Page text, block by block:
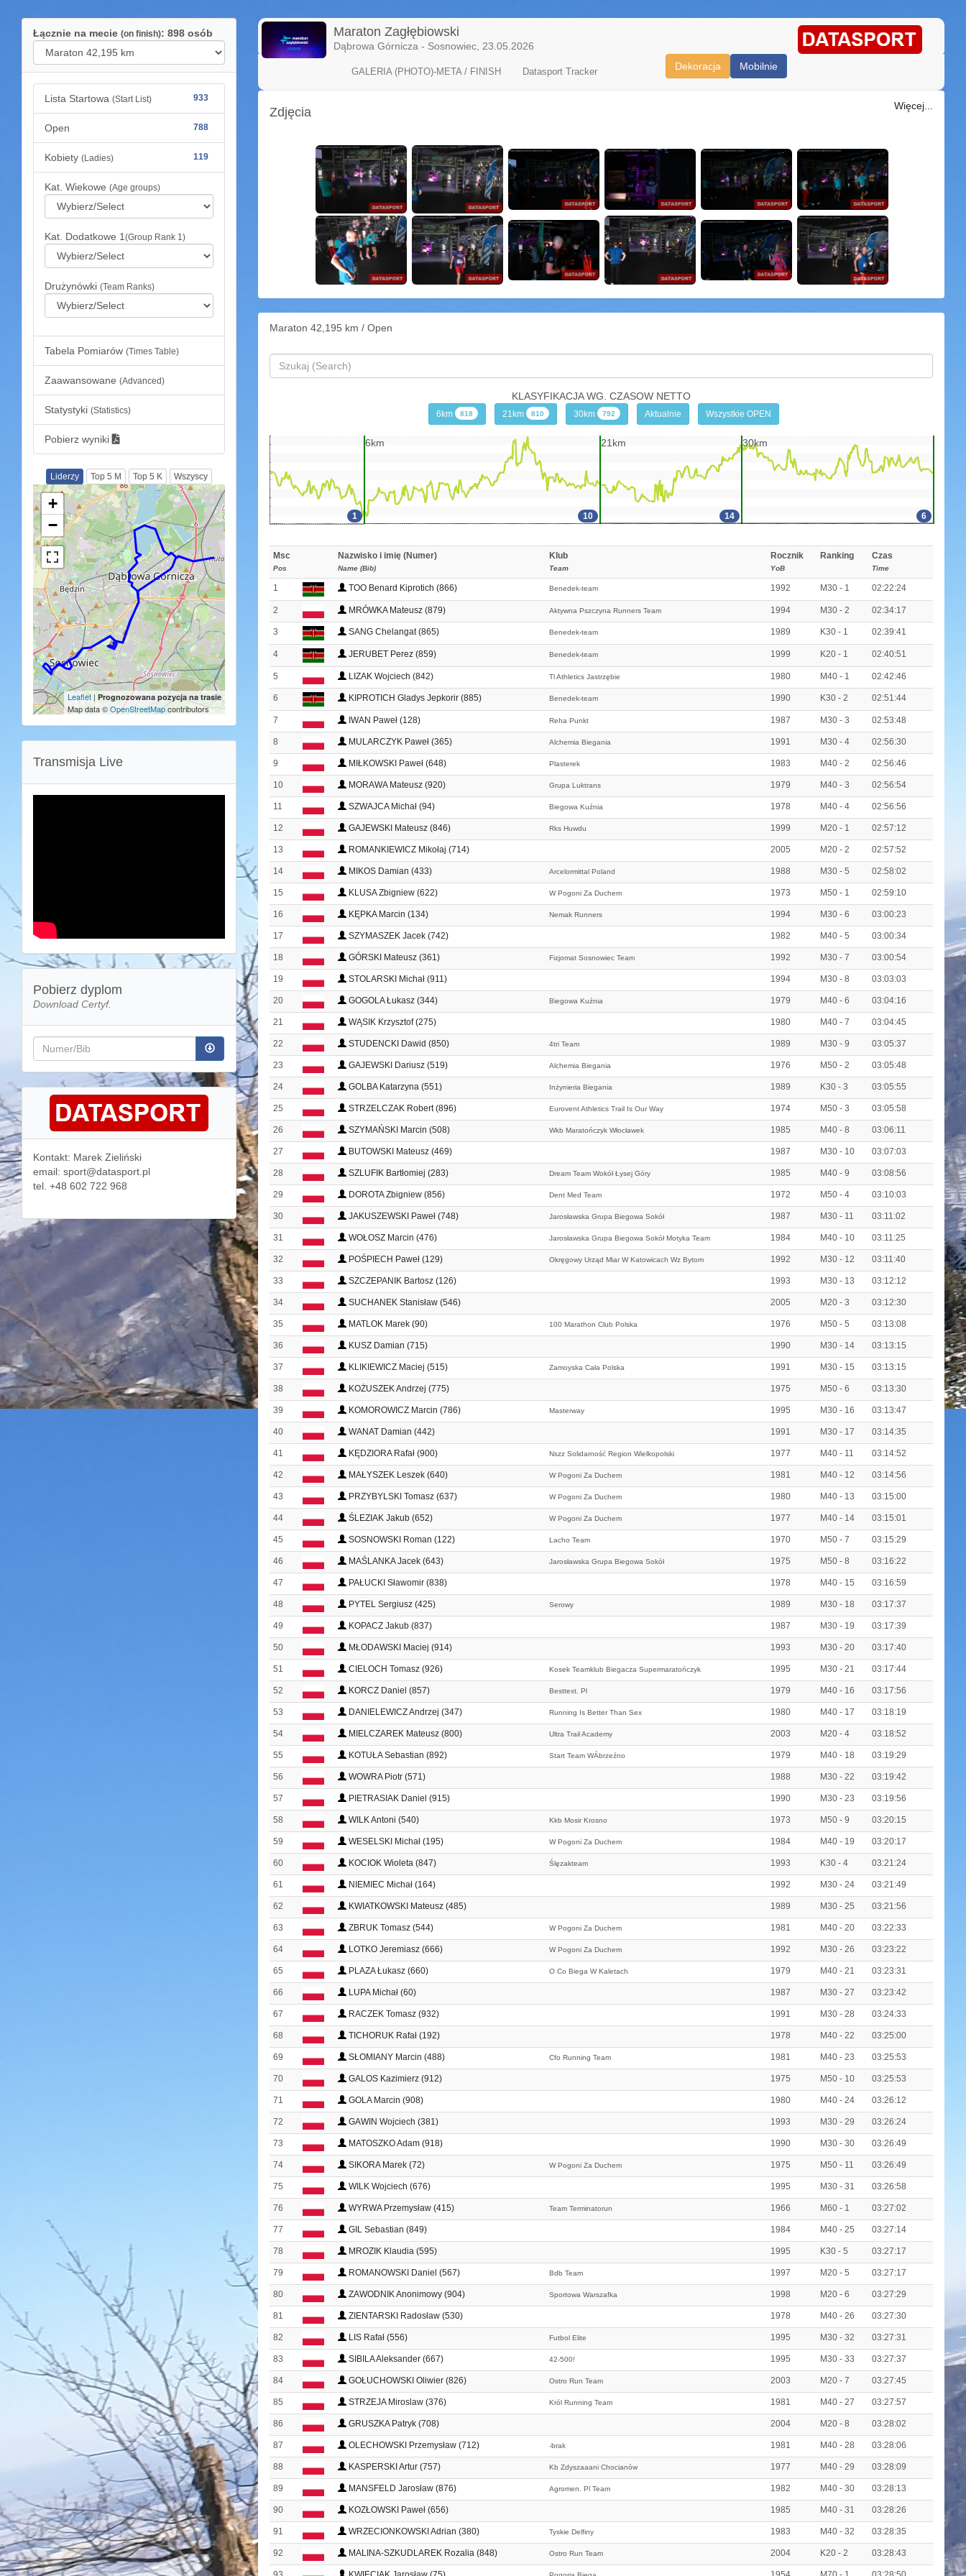
Łącznie na mecie (on finish): 898 osób
Lista Startowa (Start List) 933
Open 788
Kobiety (Ladies) 119
Kat. Wiekowe (Age groups)
Kat. Dodatkowe 1 (Group Rank 1)
Drużynówki (Team Ranks)
Tabela Pomiarów (Times Table)
Zaawansowane (Advanced)
Statystyki (Statistics)
Pobierz wyniki
Liderzy Top 5 M Top 5 K Wszyscy
+
−
Leaflet| Prognozowana pozycja na trasie
Map data ©OpenStreetMapcontributors
Transmisja Live
Pobierz dyplom
Download Certyf.
Kontakt: Marek Zieliński
email: sport@datasport.pl
tel. +48 602 722 968
Maraton Zagłębiowski
Dąbrowa Górnicza - Sosnowiec, 23.05.2026
GALERIA (PHOTO)-META / FINISH Datasport Tracker Mobilnie
Dekoracja
Więcej...
Zdjęcia
Maraton 42,195 km / Open
KLASYFIKACJA WG. CZASOW NETTO
6km 818 21km 810 30km 792 Aktualnie Wszystkie OPEN
1
6km
10
21km
14
30km
6
Msc
Pos
Nazwisko i imię (Numer)
Name (Bib)
Klub
Team
Rocznik
YoB
Ranking Czas
Time
1 TOO Benard Kiprotich (866) Benedek-team 1992 M30 - 1 02:22:24
2 MRÓWKA Mateusz (879) Aktywna Pszczyna Runners Team 1994 M30 - 2 02:34:17
3 SANG Chelangat (865) Benedek-team 1989 K30 - 1 02:39:41
4 JERUBET Perez (859) Benedek-team 1999 K20 - 1 02:40:51
5 LIZAK Wojciech (842) Tl Athletics Jastrzębie 1980 M40 - 1 02:42:46
6 KIPROTICH Gladys Jepkorir (885) Benedek-team 1990 K30 - 2 02:51:44
7 IWAN Paweł (128) Reha Punkt 1987 M30 - 3 02:53:48
8 MULARCZYK Paweł (365) Alchemia Biegania 1991 M30 - 4 02:56:30
9 MIŁKOWSKI Paweł (648) Plasterek 1983 M40 - 2 02:56:46
10 MORAWA Mateusz (920) Grupa Luktrans 1979 M40 - 3 02:56:54
11 SZWAJCA Michał (94) Biegowa Kuźnia 1978 M40 - 4 02:56:56
12 GAJEWSKI Mateusz (846) Rks Huwdu 1999 M20 - 1 02:57:12
13 ROMANKIEWICZ Mikołaj (714) 2005 M20 - 2 02:57:52
14 MIKOS Damian (433) Arcelormittal Poland 1988 M30 - 5 02:58:02
15 KLUSA Zbigniew (622) W Pogoni Za Duchem 1973 M50 - 1 02:59:10
16 KĘPKA Marcin (134) Nemak Runners 1994 M30 - 6 03:00:23
17 SZYMASZEK Jacek (742) 1982 M40 - 5 03:00:34
18 GÓRSKI Mateusz (361) Fizjomat Sosnowiec Team 1992 M30 - 7 03:00:54
19 STOLARSKI Michał (911) 1994 M30 - 8 03:03:03
20 GOGOLA Łukasz (344) Biegowa Kuźnia 1979 M40 - 6 03:04:16
21 WĄSIK Krzysztof (275) 1980 M40 - 7 03:04:45
22 STUDENCKI Dawid (850) 4tri Team 1989 M30 - 9 03:05:37
23 GAJEWSKI Dariusz (519) Alchemia Biegania 1976 M50 - 2 03:05:48
24 GOLBA Katarzyna (551) Inżynieria Biegania 1989 K30 - 3 03:05:55
25 STRZELCZAK Robert (896) Eurovent Athletics Trail Is Our Way 1974 M50 - 3 03:05:58
26 SZYMAŃSKI Marcin (508) Wkb Maratończyk Włocławek 1985 M40 - 8 03:06:11
27 BUTOWSKI Mateusz (469) 1987 M30 - 10 03:07:03
28 SZLUFIK Bartłomiej (283) Dream Team Wokół Łysej Góry 1985 M40 - 9 03:08:56
29 DOROTA Zbigniew (856) Dent Med Team 1972 M50 - 4 03:10:03
30 JAKUSZEWSKI Paweł (748) Jarosławska Grupa Biegowa Sokół 1987 M30 - 11 03:11:02
31 WOŁOSZ Marcin (476) Jarosławska Grupa Biegowa Sokół Motyka Team 1984 M40 - 10 03:11:25
32 POŚPIECH Paweł (129) Okręgowy Urząd Miar W Katowicach Wz Bytom 1992 M30 - 12 03:11:40
33 SZCZEPANIK Bartosz (126) 1993 M30 - 13 03:12:12
34 SUCHANEK Stanisław (546) 2005 M20 - 3 03:12:30
35 MATLOK Marek (90) 100 Marathon Club Polska 1976 M50 - 5 03:13:08
36 KUSZ Damian (715) 1990 M30 - 14 03:13:15
37 KLIKIEWICZ Maciej (515) Zamoyska Cała Polska 1991 M30 - 15 03:13:15
38 KOŻUSZEK Andrzej (775) 1975 M50 - 6 03:13:30
39 KOMOROWICZ Marcin (786) Masterway 1995 M30 - 16 03:13:47
40 WANAT Damian (442) 1991 M30 - 17 03:14:35
41 KĘDZIORA Rafał (900) Nszz Solidarność Region Wielkopolski 1977 M40 - 11 03:14:52
42 MAŁYSZEK Leszek (640) W Pogoni Za Duchem 1981 M40 - 12 03:14:56
43 PRZYBYLSKI Tomasz (637) W Pogoni Za Duchem 1980 M40 - 13 03:15:00
44 ŚLEZIAK Jakub (652) W Pogoni Za Duchem 1977 M40 - 14 03:15:01
45 SOSNOWSKI Roman (122) Lacho Team 1970 M50 - 7 03:15:29
46 MAŚLANKA Jacek (643) Jarosławska Grupa Biegowa Sokół 1975 M50 - 8 03:16:22
47 PAŁUCKI Sławomir (838) 1978 M40 - 15 03:16:59
48 PYTEL Sergiusz (425) Serowy 1989 M30 - 18 03:17:37
49 KOPACZ Jakub (837) 1987 M30 - 19 03:17:39
50 MŁODAWSKI Maciej (914) 1993 M30 - 20 03:17:40
51 CIELOCH Tomasz (926) Kosek Teamklub Biegacza Supermaratończyk 1995 M30 - 21 03:17:44
52 KORCZ Daniel (857) Besttext. Pl 1979 M40 - 16 03:17:56
53 DANIELEWICZ Andrzej (347) Running Is Better Than Sex 1980 M40 - 17 03:18:19
54 MIELCZAREK Mateusz (800) Ultra Trail Academy 2003 M20 - 4 03:18:52
55 KOTUŁA Sebastian (892) Start Team WÁbrzeźno 1979 M40 - 18 03:19:29
56 WOWRA Piotr (571) 1988 M30 - 22 03:19:42
57 PIETRASIAK Daniel (915) 1990 M30 - 23 03:19:56
58 WILK Antoni (540) Kkb Mosir Krosno 1973 M50 - 9 03:20:15
59 WESELSKI Michał (195) W Pogoni Za Duchem 1984 M40 - 19 03:20:17
60 KOCIOK Wioleta (847) Ślęzakteam 1993 K30 - 4 03:21:24
61 NIEMIEC Michał (164) 1992 M30 - 24 03:21:49
62 KWIATKOWSKI Mateusz (485) 1989 M30 - 25 03:21:56
63 ZBRUK Tomasz (544) W Pogoni Za Duchem 1981 M40 - 20 03:22:33
64 LOTKO Jeremiasz (666) W Pogoni Za Duchem 1992 M30 - 26 03:23:22
65 PLAZA Łukasz (660) O Co Biega W Kaletach 1979 M40 - 21 03:23:31
66 LUPA Michał (60) 1987 M30 - 27 03:23:42
67 RACZEK Tomasz (932) 1991 M30 - 28 03:24:33
68 TICHORUK Rafał (192) 1978 M40 - 22 03:25:00
69 SŁOMIANY Marcin (488) Cfo Running Team 1981 M40 - 23 03:25:53
70 GALOS Kazimierz (912) 1975 M50 - 10 03:25:53
71 GOLA Marcin (908) 1980 M40 - 24 03:26:12
72 GAWIN Wojciech (381) 1993 M30 - 29 03:26:24
73 MATOSZKO Adam (918) 1990 M30 - 30 03:26:49
74 SIKORA Marek (72) W Pogoni Za Duchem 1975 M50 - 11 03:26:49
75 WILK Wojciech (676) 1995 M30 - 31 03:26:58
76 WYRWA Przemysław (415) Team Terminatorun 1966 M60 - 1 03:27:02
77 GIL Sebastian (849) 1984 M40 - 25 03:27:14
78 MROZIK Klaudia (595) 1995 K30 - 5 03:27:17
79 ROMANOWSKI Daniel (567) Bdb Team 1997 M20 - 5 03:27:17
80 ZAWODNIK Anonimowy (904) Sportowa Warszafka 1998 M20 - 6 03:27:29
81 ZIENTARSKI Radosław (530) 1978 M40 - 26 03:27:30
82 LIS Rafał (556) Futbol Elite 1995 M30 - 32 03:27:31
83 SIBILA Aleksander (667) 42-500! 1995 M30 - 33 03:27:37
84 GOŁUCHOWSKI Oliwier (826) Ostro Run Team 2003 M20 - 7 03:27:45
85 STRZEJA Miroslaw (376) Król Running Team 1981 M40 - 27 03:27:57
86 GRUSZKA Patryk (708) 2004 M20 - 8 03:28:02
87 OLECHOWSKI Przemysław (712) -brak 1981 M40 - 28 03:28:06
88 KASPERSKI Artur (757) Kb Zdyszaaani Chocianów 1977 M40 - 29 03:28:09
89 MANSFELD Jarosław (876) Agromen. Pl Team 1982 M40 - 30 03:28:13
90 KOZŁOWSKI Paweł (656) 1985 M40 - 31 03:28:26
91 WRZECIONKOWSKI Adrian (380) Tyskie Delfiny 1983 M40 - 32 03:28:35
92 MALINA-SZKUDLAREK Rozalia (848) Ostro Run Team 2004 K20 - 2 03:28:43